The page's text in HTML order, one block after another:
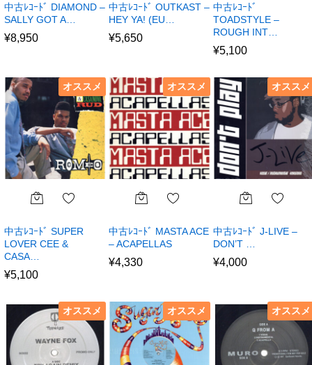
中古ﾚｺｰﾄﾞ DIAMOND –
SALLY GOT A…
¥8,950
中古ﾚｺｰﾄﾞ OUTKAST –
HEY YA! (EU…
¥5,650
中古ﾚｺｰﾄﾞ
TOADSTYLE –
ROUGH INT…
¥5,100
オススメ
中古ﾚｺｰﾄﾞ SUPER
LOVER CEE &
CASA…
¥5,100
オススメ
中古ﾚｺｰﾄﾞ MASTA ACE
– ACAPELLAS
¥4,330
オススメ
中古ﾚｺｰﾄﾞ J-LIVE –
DON’T …
¥4,000
オススメ オススメ オススメ